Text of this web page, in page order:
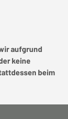
aufgrund
keine
beim